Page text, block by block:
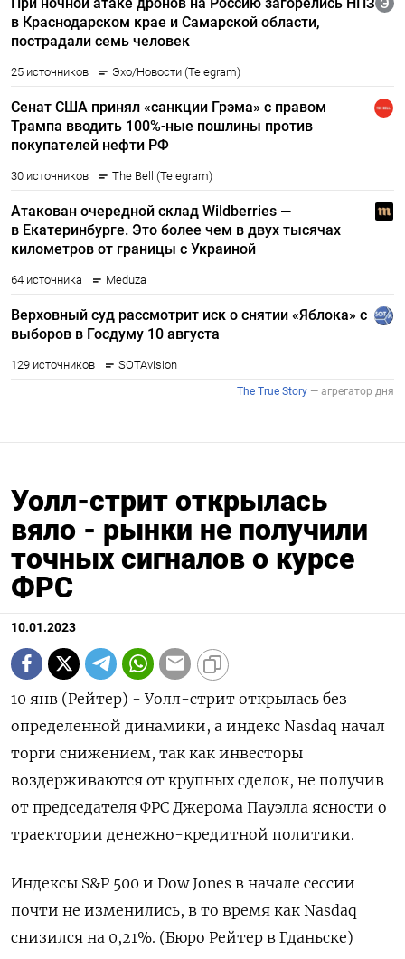
Уолл-стрит открылась
вяло - рынки не получили
точных сигналов о курсе
ФРС
10.01.2023
10 янв (Рейтер) - Уолл-стрит открылась без
определенной динамики, а индекс Nasdaq начал
торги снижением, так как инвесторы
воздерживаются от крупных сделок, не получив
от председателя ФРС Джерома Пауэлла ясности о
траектории денежно-кредитной политики.
Индексы S&P 500 и Dow Jones в начале сессии
почти не изменились, в то время как Nasdaq
снизился на 0,21%. (Бюро Рейтер в Гданьске)